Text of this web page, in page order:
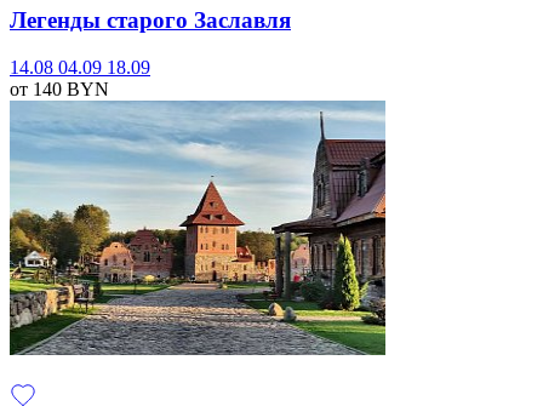
Легенды старого Заславля
14.08 04.09 18.09
от 140 BYN